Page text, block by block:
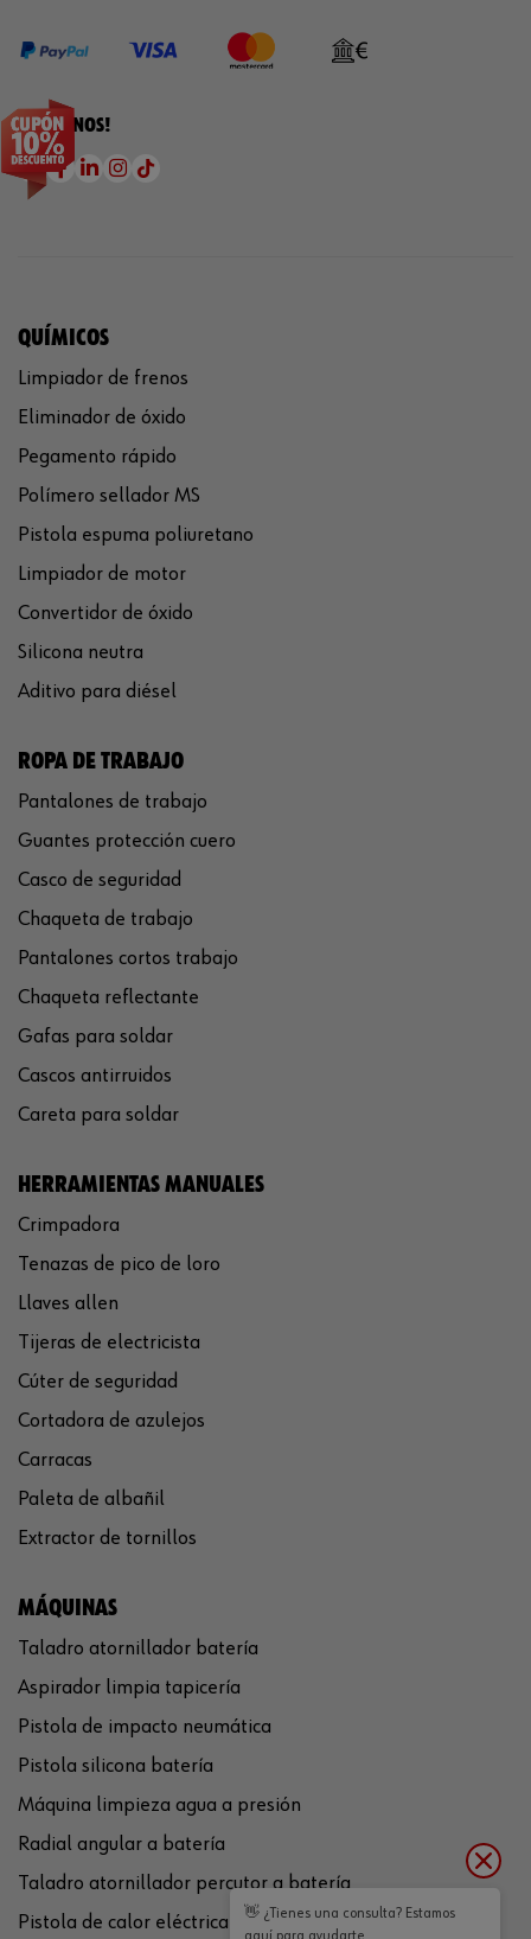
¡SÍGUENOS!
QUÍMICOS
Limpiador de frenos
Eliminador de óxido
Pegamento rápido
Polímero sellador MS
Pistola espuma poliuretano
Limpiador de motor
Convertidor de óxido
Silicona neutra
Aditivo para diésel
ROPA DE TRABAJO
Pantalones de trabajo
Guantes protección cuero
Casco de seguridad
Chaqueta de trabajo
Pantalones cortos trabajo
Chaqueta reflectante
Gafas para soldar
Cascos antirruidos
Careta para soldar
HERRAMIENTAS MANUALES
Crimpadora
Tenazas de pico de loro
Llaves allen
Tijeras de electricista
Cúter de seguridad
Cortadora de azulejos
Carracas
Paleta de albañil
Extractor de tornillos
MÁQUINAS
Taladro atornillador batería
Aspirador limpia tapicería
Pistola de impacto neumática
Pistola silicona batería
Máquina limpieza agua a presión
Radial angular a batería
Taladro atornillador percutor a batería
Pistola de calor eléctrica
👋 ¿Tienes una consulta? Estamos